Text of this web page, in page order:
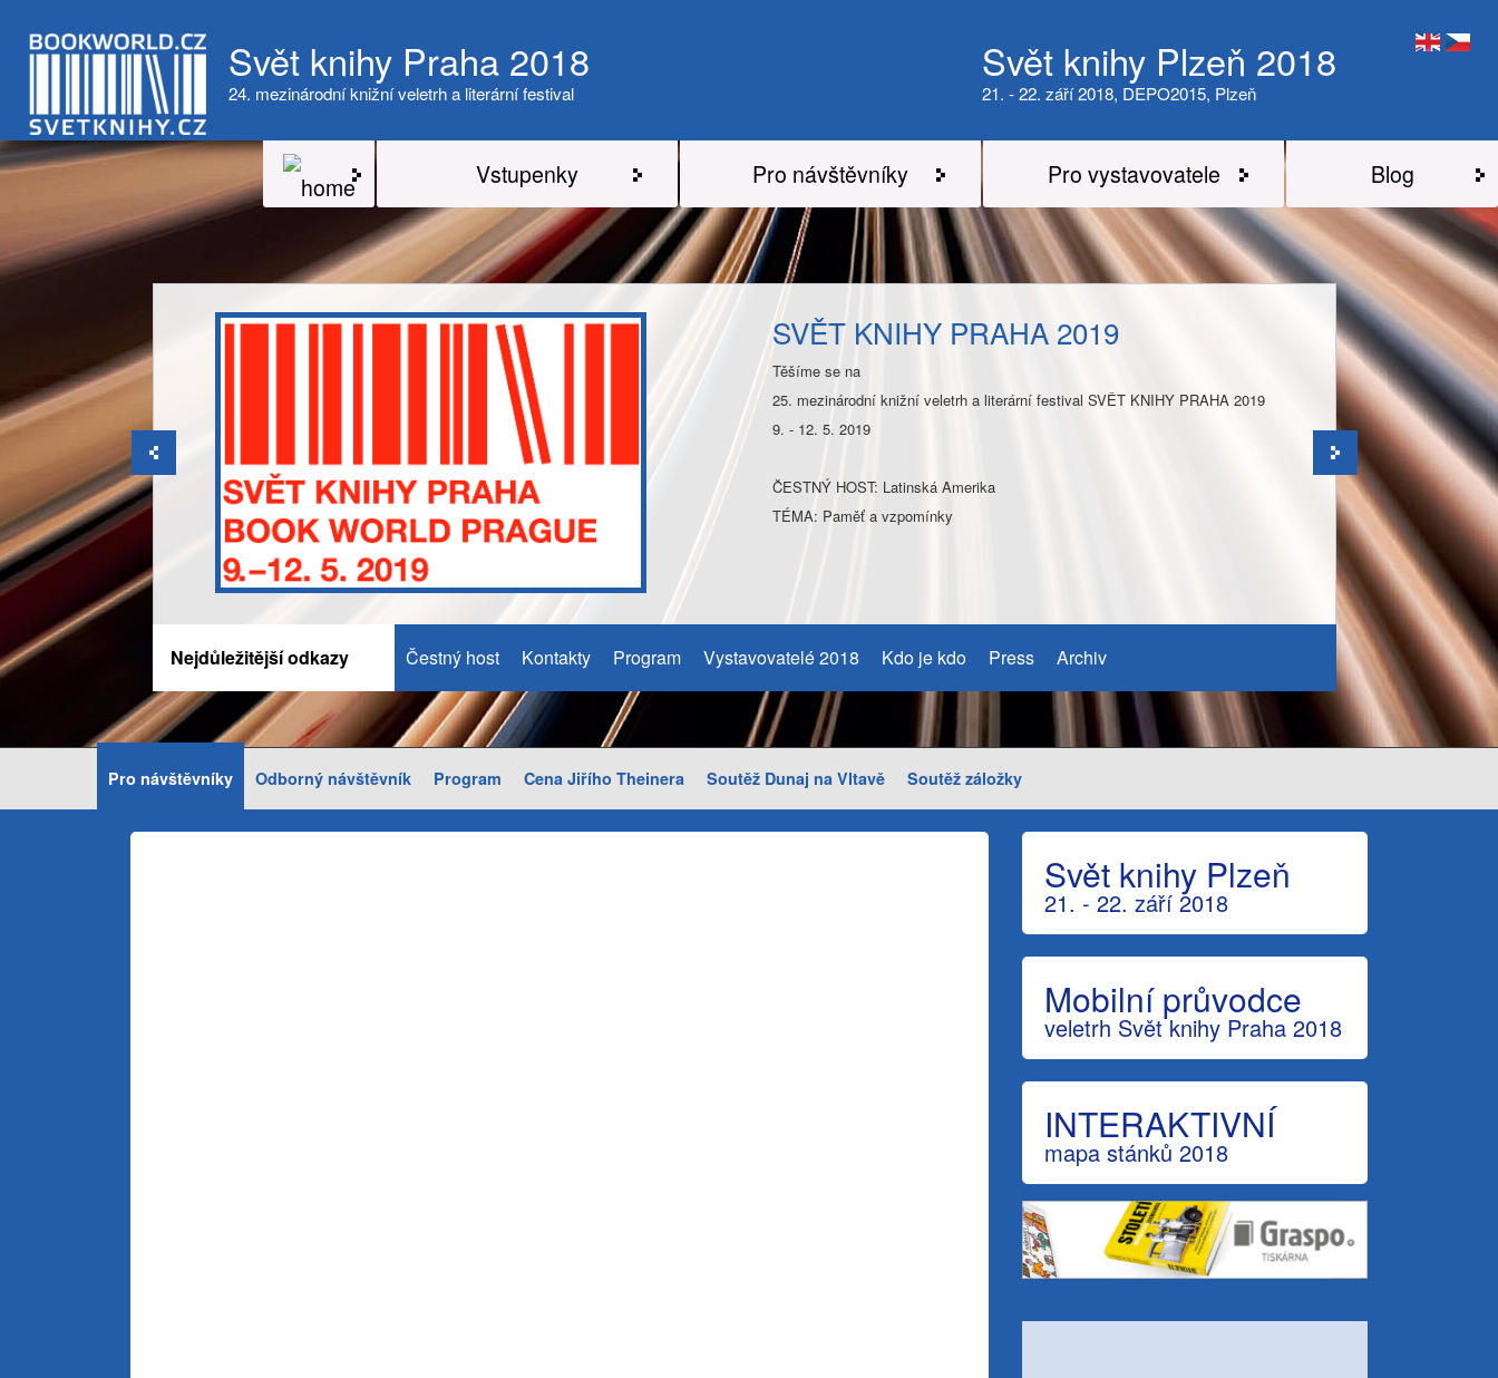
Svět knihy Praha 2018
24. mezinárodní knižní veletrh a literární festival
Svět knihy Plzeň 2018
21. - 22. září 2018, DEPO2015, Plzeň
Blog
Pro vystavovatele
Pro návštěvníky
Vstupenky
SVĚT KNIHY PRAHA 2019
Těšíme se na
25. mezinárodní knižní veletrh a literární festival SVĚT KNIHY PRAHA 2019
9. - 12. 5. 2019
ČESTNÝ HOST: Latinská Amerika
TÉMA: Paměť a vzpomínky
Nejdůležitější odkazy Čestný host Kontakty Program Vystavovatelé 2018 Kdo je kdo Press Archiv
Pro návštěvníky Odborný návštěvník Program Cena Jiřího Theinera Soutěž Dunaj na Vltavě Soutěž záložky
Svět knihy Plzeň
21. - 22. září 2018
Mobilní průvodce
veletrh Svět knihy Praha 2018
INTERAKTIVNÍ
mapa stánků 2018